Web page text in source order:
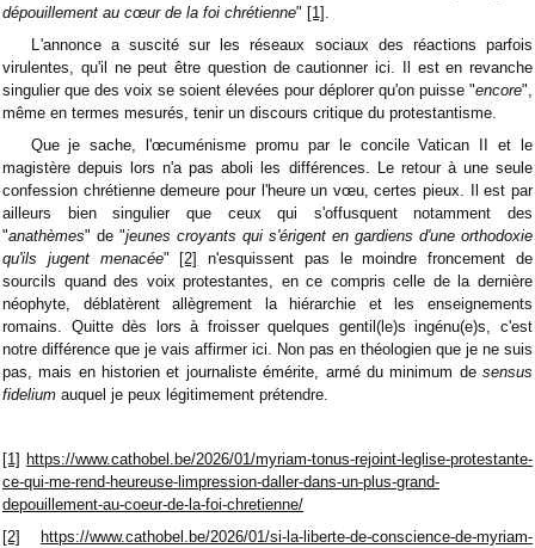
dépouillement au cœur de la foi chrétienne" [1]
L'annonce a suscité sur les réseaux sociaux des réactions parfois
virulentes, qu'il ne peut être question de cautionner ici. Il est en revanche
singulier que des voix se soient élevées pour déplorer qu'on puisse "encore",
même en termes mesurés, tenir un discours critique du protestantisme.
Que je sache, l'œcuménisme promu par le concile Vatican II et le
magistère depuis lors n'a pas aboli les différences. Le retour à une seule
confession chrétienne demeure pour l'heure un vœu, certes pieux. Il est par
ailleurs bien singulier que ceux qui s'offusquent notamment des
"anathèmes" de "jeunes croyants qui s'érigent en gardiens d'une orthodoxie
qu'ils jugent menacée" [2]
n'esquissent pas le moindre froncement de
sourcils quand des voix protestantes, en ce compris celle de la dernière
néophyte, déblatèrent allègrement la hiérarchie et les enseignements
romains. Quitte dès lors à froisser quelques gentil(le)s ingénu(e)s, c'est
notre différence que je vais affirmer ici. Non pas en théologien que je ne suis
pas, mais en historien et journaliste émérite, armé du minimum de sensus
fidelium auquel je peux légitimement prétendre.
[1] https://www.cathobel.be/2026/01/myriam-tonus-rejoint-leglise-protestante-
ce-qui-me-rend-heureuse-limpression-daller-dans-un-plus-grand-
depouillement-au-coeur-de-la-foi-chretienne/
[2]
https://www.cathobel.be/2026/01/si-la-liberte-de-conscience-de-myriam-